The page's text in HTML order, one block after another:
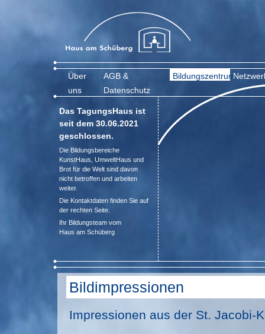
Über
uns
AGB &
Datenschutz
Bildungszentrum
Das TagungsHaus ist
seit dem 30.06.2021
geschlossen.
Die Bildungsbereiche
KunstHaus, UmweltHaus und
Brot für die Welt sind davon
nicht betroffen und arbeiten
weiter.
Die Kontaktdaten finden Sie auf
der rechten Seite.
Ihr Bildungsteam vom
Haus am Schüberg
Bildimpressionen
Impressionen aus der St. Jacobi-